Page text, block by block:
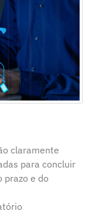
claramente
para concluir
prazo e do